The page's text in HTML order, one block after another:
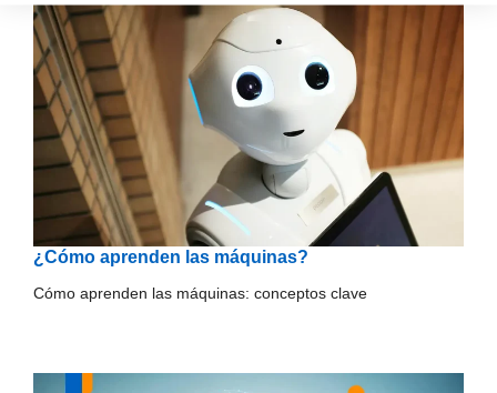
¿Cómo aprenden las máquinas?
Cómo aprenden las máquinas: conceptos clave